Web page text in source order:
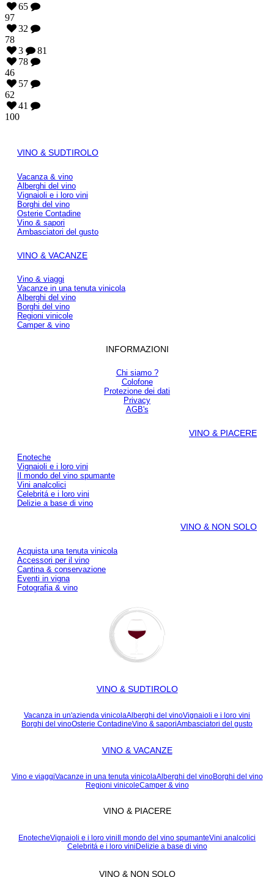
65
97
32
78
3
81
78
46
57
62
41
100
VINO & SUDTIROLO
Vacanza & vino
Alberghi del vino
Vignaioli e i loro vini
Borghi del vino
Osterie Contadine
Vino & sapori
Ambasciatori del gusto
VINO & VACANZE
Vino & viaggi
Vacanze in una tenuta vinicola
Alberghi del vino
Borghi del vino
Regioni vinicole
Camper & vino
INFORMAZIONI
Chi siamo ?
Colofone
Protezione dei dati
Privacy
AGB's
VINO & PIACERE
Enoteche
Vignaioli e i loro vini
Il mondo del vino spumante
Vini analcolici
Celebritá e i loro vini
Delizie a base di vino
VINO & NON SOLO
Acquista una tenuta vinicola
Accessori per il vino
Cantina & conservazione
Eventi in vigna
Fotografia & vino
VINO & SUDTIROLO
Vacanza in un'azienda vinicolaAlberghi del vinoVignaioli e i loro vini
Borghi del vinoOsterie ContadineVino & saporiAmbasciatori del gusto
VINO & VACANZE
Vino e viaggiVacanze in una tenuta vinicolaAlberghi del vinoBorghi del vino
Regioni vinicoleCamper & vino
VINO & PIACERE
EnotecheVignaioli e i loro viniIl mondo del vino spumanteVini analcolici
Celebritá e i loro viniDelizie a base di vino
VINO & NON SOLO